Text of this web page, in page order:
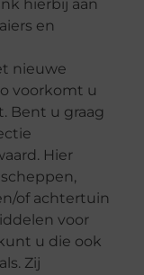
hierbij aan
en
nieuwe
voorkomt u
Bent u graag
Hier
of achtertuin
voor
u die ook
Zij